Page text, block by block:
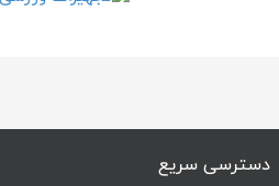
دسترسی سریع